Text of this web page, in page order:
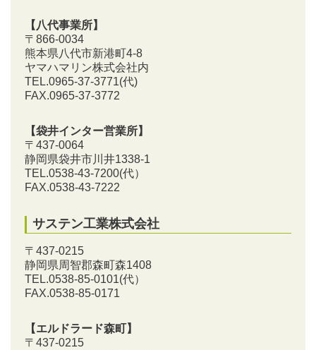
【八代事業所】
〒866-0034
熊本県八代市新港町4-8
ヤマハマリン株式会社内
TEL.0965-37-3771(代)
FAX.0965-37-3772
【袋井インター営業所】
〒437-0064
静岡県袋井市川井1338-1
TEL.0538-43-7200(代）
FAX.0538-43-7222
サステン工業株式会社
〒437-0215
静岡県周智郡森町森1408
TEL.0538-85-0101(代）
FAX.0538-85-0171
【エルドラード森町】
〒437-0215